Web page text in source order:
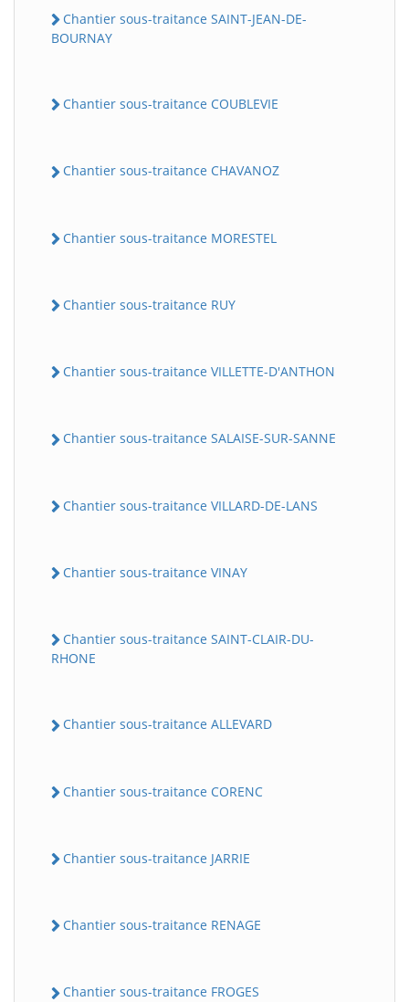
Chantier sous-traitance SAINT-JEAN-DE-
BOURNAY
Chantier sous-traitance COUBLEVIE
Chantier sous-traitance CHAVANOZ
Chantier sous-traitance MORESTEL
Chantier sous-traitance RUY
Chantier sous-traitance VILLETTE-D'ANTHON
Chantier sous-traitance SALAISE-SUR-SANNE
Chantier sous-traitance VILLARD-DE-LANS
Chantier sous-traitance VINAY
Chantier sous-traitance SAINT-CLAIR-DU-
RHONE
Chantier sous-traitance ALLEVARD
Chantier sous-traitance CORENC
Chantier sous-traitance JARRIE
Chantier sous-traitance RENAGE
Chantier sous-traitance FROGES